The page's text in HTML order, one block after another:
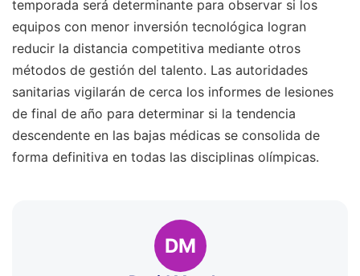
temporada será determinante para observar si los
equipos con menor inversión tecnológica logran
reducir la distancia competitiva mediante otros
métodos de gestión del talento. Las autoridades
sanitarias vigilarán de cerca los informes de lesiones
de final de año para determinar si la tendencia
descendente en las bajas médicas se consolida de
forma definitiva en todas las disciplinas olímpicas.
DM